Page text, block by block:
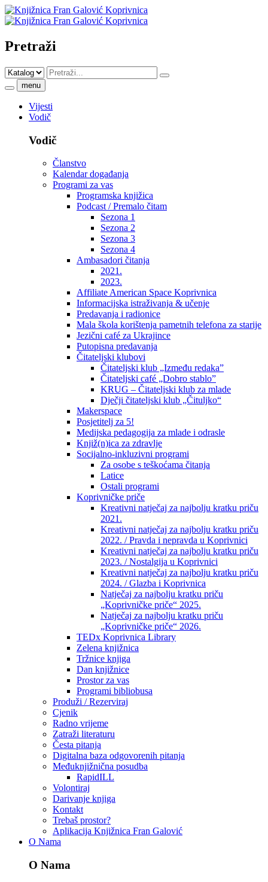
Pretraži
menu
Vijesti
Vodič
Vodič
Članstvo
Kalendar događanja
Programi za vas
Programska knjižica
Podcast / Premalo čitam
Sezona 1
Sezona 2
Sezona 3
Sezona 4
Ambasadori čitanja
2021.
2023.
Affiliate American Space Koprivnica
Informacijska istraživanja & učenje
Predavanja i radionice
Mala škola korištenja pametnih telefona za starije
Jezični café za Ukrajince
Putopisna predavanja
Čitateljski klubovi
Čitateljski klub „Između redaka”
Čitateljski café „Dobro stablo”
KRUG – Čitateljski klub za mlade
Dječji čitateljski klub „Čituljko“
Makerspace
Posjetitelj za 5!
Medijska pedagogija za mlade i odrasle
Knjiž(n)ica za zdravlje
Socijalno-inkluzivni programi
Za osobe s teškoćama čitanja
Latice
Ostali programi
Koprivničke priče
Kreativni natječaj za najbolju kratku priču
2021.
Kreativni natječaj za najbolju kratku priču
2022. / Pravda i nepravda u Koprivnici
Kreativni natječaj za najbolju kratku priču
2023. / Nostalgija u Koprivnici
Kreativni natječaj za najbolju kratku priču
2024. / Glazba i Koprivnica
Natječaj za najbolju kratku priču
„Koprivničke priče“ 2025.
Natječaj za najbolju kratku priču
„Koprivničke priče“ 2026.
TEDx Koprivnica Library
Zelena knjižnica
Tržnice knjiga
Dan knjižnice
Prostor za vas
Programi bibliobusa
Produži / Rezerviraj
Cjenik
Radno vrijeme
Zatraži literaturu
Česta pitanja
Digitalna baza odgovorenih pitanja
Međuknjižnična posudba
RapidILL
Volontiraj
Darivanje knjiga
Kontakt
Trebaš prostor?
Aplikacija Knjižnica Fran Galović
O Nama
O Nama